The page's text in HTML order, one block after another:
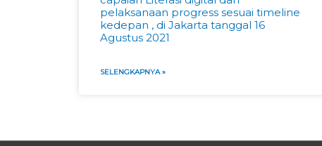
pelaksanaan progress sesuai timeline
kedepan , di Jakarta tanggal 16
Agustus 2021
SELENGKAPNYA »